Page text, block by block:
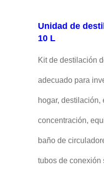
Unidad de
10 L
Kit de destilación
adecuado para
hogar, destilación,
concentración,
baño de
tubos de conexión